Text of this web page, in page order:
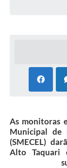
As monitoras
Municipal de
(SMECEL)
Alto Taquari